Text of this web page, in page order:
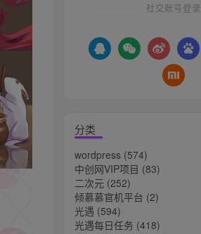
社交账号登录
分类
wordpress (574)
中创网VIP项目 (83)
二次元 (252)
倾慕慕官机平台 (2)
光遇 (594)
光遇每日任务 (418)